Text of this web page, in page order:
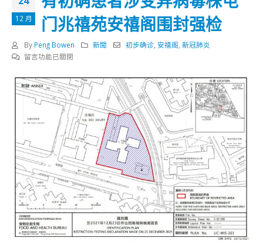
12 月
门兆禧苑安禧阁围封强检
By Peng Bowen 新聞 初步确诊 ,安禧阁 ,新冠肺炎
在
初
确
涉
变
异
病
毒
株
屯
门
兆
禧
留言功能已關閉